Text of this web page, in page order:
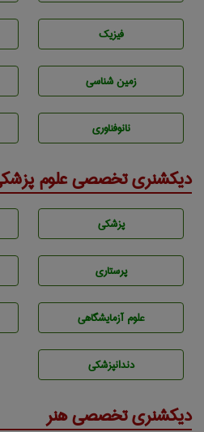
فیزیک
زمين شناسی
نانوفناوری
دیکشنری تخصصی علوم
پزشكی
پرستاری
علوم آزمايشگاهی
دندانپزشكی
دیکشنری تخصصی هنر